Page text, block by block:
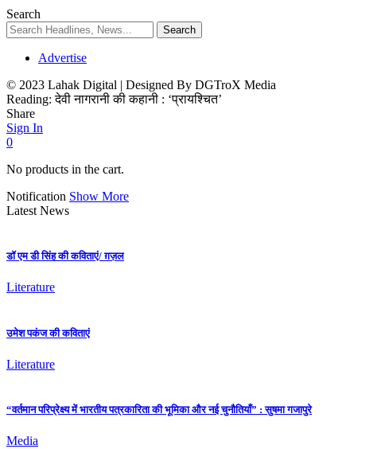
Search
Advertise
© 2023 Lahak Digital | Designed By DGTroX Media
Reading: देवी नागरानी की कहानी : ‘प्रायश्चित’
Share
Sign In
0
No products in the cart.
Notification Show More
Latest News
डॉ एम डी सिंह की कविताएं/ ग़ज़ल
Literature
उमेश पकंज की कविताएं
Literature
“वर्तमान परिप्रेक्ष्य में भारतीय पत्रकारिता की भूमिका और नई चुनौतियाँ” : सुषमा गजापुरे
Media